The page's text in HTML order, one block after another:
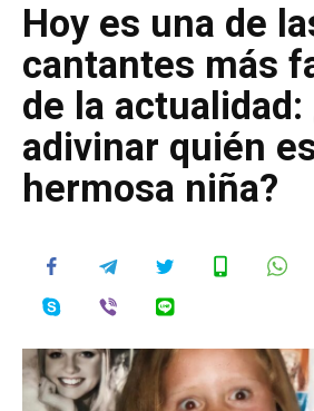
Hoy es una de
cantantes más
de la actualidad:
adivinar quién
hermosa niña?